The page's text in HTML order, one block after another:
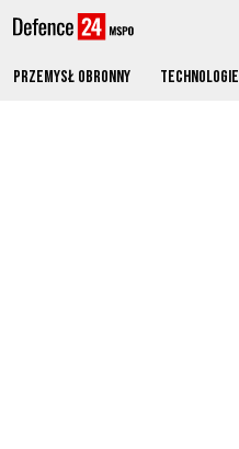
Przemysł obronny Technologie